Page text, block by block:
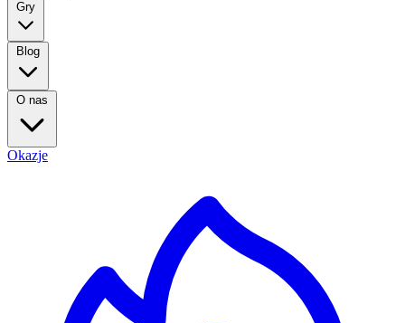
Gry
Blog
O nas
Okazje